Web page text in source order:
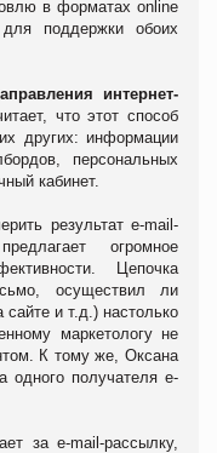
в форматах online
поддержки обоих
интернет-
что этот способ
других: информации
персональных
кабинет.
результат e-mail-
огромное
Цепочка
осуществил ли
и т.д.) настолько
маркетологу не
К тому же, Оксана
одного получателя e-
за e-mail-рассылку,